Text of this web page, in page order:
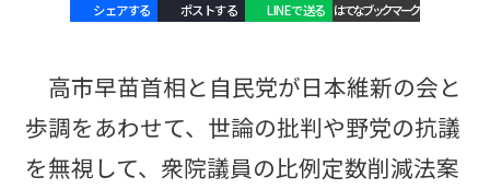
シェアする ポストする LINEで送る はてなブックマーク
高市早苗首相と自民党が日本維新の会と
歩調をあわせて、世論の批判や野党の抗議
を無視して、衆院議員の比例定数削減法案